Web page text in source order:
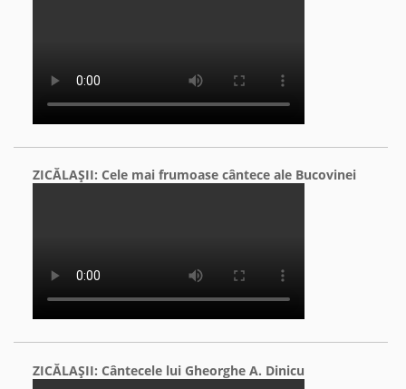
ZICĂLAŞII: Cele mai frumoase cântece ale Bucovinei
ZICĂLAŞII: Cântecele lui Gheorghe A. Dinicu